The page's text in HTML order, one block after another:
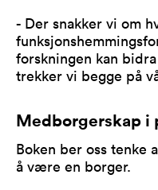
- Der snakker vi om
forskningen kan
trekker vi begge på
Medborgerskap i
Boken ber oss tenke
å være en borger.